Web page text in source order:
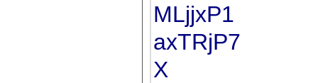
MLjjxP1
axTRjP7
X